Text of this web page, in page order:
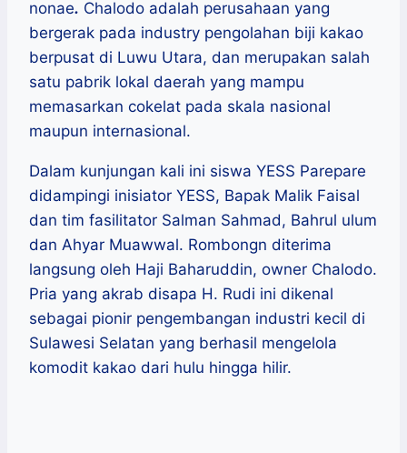
nonae. Chalodo adalah perusahaan yang
bergerak pada industry pengolahan biji kakao
berpusat di Luwu Utara, dan merupakan salah
satu pabrik lokal daerah yang mampu
memasarkan cokelat pada skala nasional
maupun internasional.
Dalam kunjungan kali ini siswa YESS Parepare
didampingi inisiator YESS, Bapak Malik Faisal
dan tim fasilitator Salman Sahmad, Bahrul ulum
dan Ahyar Muawwal. Rombongn diterima
langsung oleh Haji Baharuddin, owner Chalodo.
Pria yang akrab disapa H. Rudi ini dikenal
sebagai pionir pengembangan industri kecil di
Sulawesi Selatan yang berhasil mengelola
komodit kakao dari hulu hingga hilir.